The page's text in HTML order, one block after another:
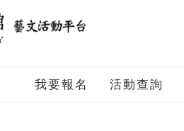
我要報名 活動查詢